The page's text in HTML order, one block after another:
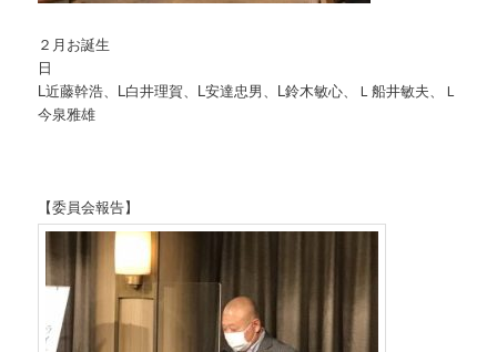
２月お誕生
L近藤幹浩、L白井理賀、L安達忠男、L鈴木敏心、Ｌ船井敏夫、Ｌ
今泉雅雄
【委員会報告】